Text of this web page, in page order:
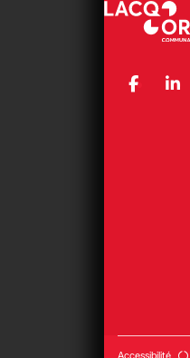
Accessibilité